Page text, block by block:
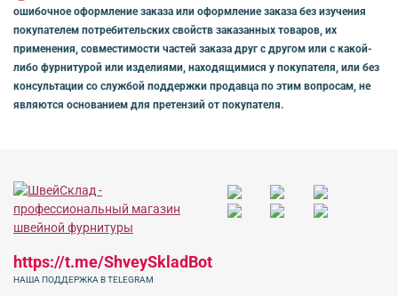
ошибочное оформление заказа или оформление заказа без изучения
покупателем потребительских свойств заказанных товаров, их
применения, совместимости частей заказа друг с другом или с какой-
либо фурнитурой или изделиями, находящимися у покупателя, или без
консультации со службой поддержки продавца по этим вопросам, не
являются основанием для претензий от покупателя.
https://t.me/ShveySkladBot
НАША ПОДДЕРЖКА В TELEGRAM